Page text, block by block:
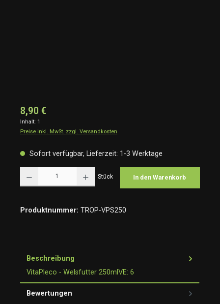
8,90 €
Inhalt: 1
Preise inkl. MwSt. zzgl. Versandkosten
Sofort verfügbar, Lieferzeit: 1-3 Werktage
Stück In den Warenkorb
Produktnummer: TROP-VPS250
Beschreibung
VitaPleco - Welsfutter 250mlVE: 6
Bewertungen